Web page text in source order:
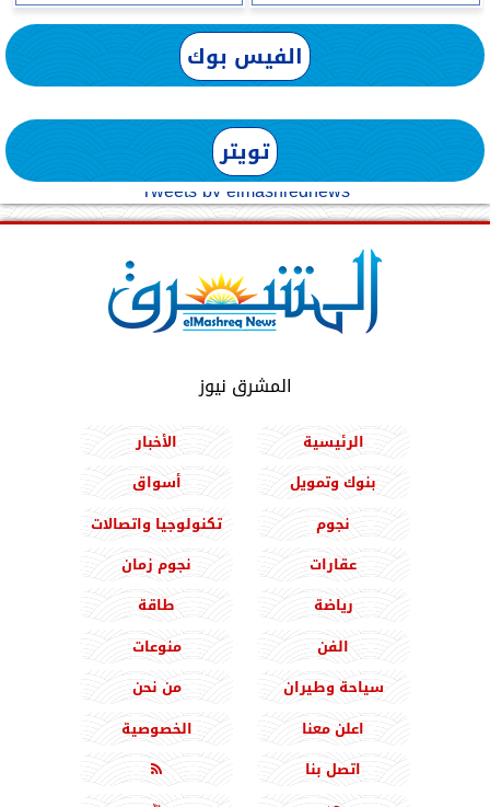
الفيس بوك
تويتر
Tweets by elmashreqnews
المشرق نيوز
الرئيسية
الأخبار
بنوك وتمويل
أسواق
نجوم
تكنولوجيا واتصالات
عقارات
نجوم زمان
رياضة
طاقة
الفن
منوعات
سياحة وطيران
من نحن
اعلن معنا
الخصوصية
اتصل بنا
